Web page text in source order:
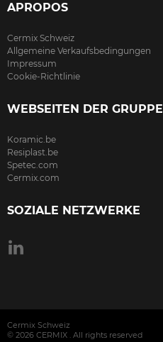
APROPOS
Cermix Schweiz
Allgemeine Verkaufsbedingungen
Impressum
Cookie-Richtlinie
WEBSEITEN DER GRUPPE
Koramic.be
Resiplast.be
Spetec.com
Cermix.com
SOZIALE NETZWERKE
Cermix Schweiz
© 2026 CERMIX . All rights reserved